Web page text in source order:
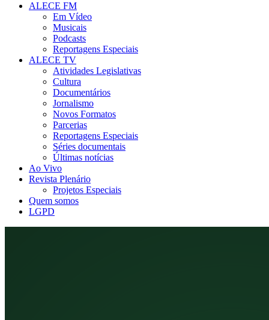
ALECE FM
Em Vídeo
Musicais
Podcasts
Reportagens Especiais
ALECE TV
Atividades Legislativas
Cultura
Documentários
Jornalismo
Novos Formatos
Parcerias
Reportagens Especiais
Séries documentais
Últimas notícias
Ao Vivo
Revista Plenário
Projetos Especiais
Quem somos
LGPD